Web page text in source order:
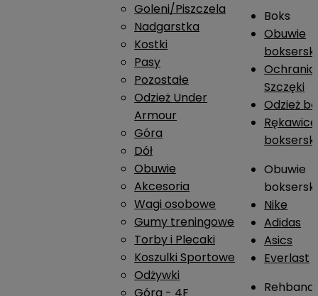
Goleni/Piszczela
Nadgarstka
Kostki
Pasy
Pozostałe
Odzież Under
Armour
Góra
Dół
Obuwie
Akcesoria
Wagi osobowe
Gumy treningowe
Torby i Plecaki
Koszulki Sportowe
Odżywki
Boks
Obuwie
Szczęki
Odzież
Rękawice
Obuwie
Nike
Adidas
Asics
Everlast
Rehband